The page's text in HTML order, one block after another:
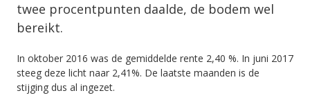
twee procentpunten daalde, de bodem wel
bereikt.
In oktober 2016 was de gemiddelde rente 2,40 %. In juni 2017
steeg deze licht naar 2,41%. De laatste maanden is de
stijging dus al ingezet.